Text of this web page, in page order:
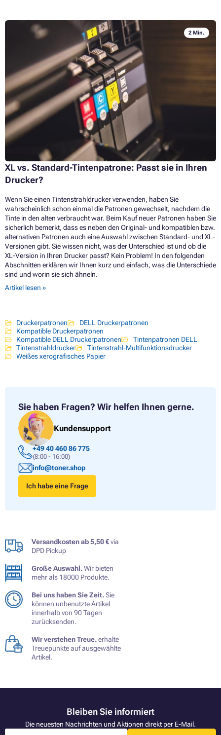
2 Min.
XL vs. Standard-Tintenpatrone: Passt sie in Ihren
Drucker?
Wenn Sie einen Tintenstrahldrucker verwenden, haben Sie
wahrscheinlich schon einmal die Patronen gewechselt, nachdem die
Tinte in den alten verbraucht war. Beim Kauf neuer Patronen haben Sie
sicherlich bemerkt, dass es neben den Original- und kompatiblen bzw.
alternativen Patronen auch eine Auswahl zwischen Standard- und XL-
Versionen gibt. Sie wissen nicht, was der Unterschied ist und ob die
XL-Version in Ihren Drucker passt? Kein Problem! In den folgenden
Abschnitten erklären wir Ihnen kurz und einfach, was die Unterschiede
sind und worin sie sich ähneln.
Artikel lesen »
Druckerpatronen
DELL Druckerpatronen
Kompatible Druckerpatronen
Kompatible DELL Druckerpatronen
Tintenpatronen DELL
Tintenstrahldrucker
Tintenstrahl-Multifunktionsdrucker
Weißes xerografisches Papier
Sie haben Fragen? Wir helfen Ihnen gerne.
Kundensupport
+49 40 460 86 775
(8:00 - 16:00)
info@toner.shop
Ich habe eine Frage
Versandkosten ab 5,50 €via
DPD Pickup
Große Auswahl.Wir bieten
mehr als 18000 Produkte.
Bei uns haben Sie Zeit.Sie
können unbenutzte Artikel
innerhalb von 90 Tagen
zurücksenden.
Wir verstehen Treue.erhalte
Treuepunkte auf ausgewählte
Artikel.
Bleiben Sie informiert
Die neuesten Nachrichten und Aktionen direkt per E-Mail.